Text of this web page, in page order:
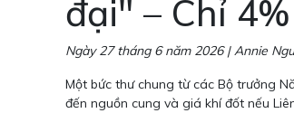
đại" – Chỉ
Ngày 27 tháng 6 năm 2026 | Annie
Một bức thư chung từ các Bộ trưởng
đến nguồn cung và giá khí đốt nếu